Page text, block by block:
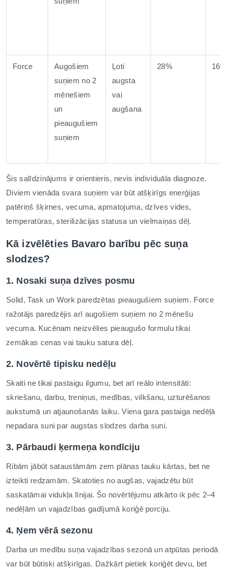
Force
Augošiem
suņiem no 2
mēnešiem
un
pieaugušiem
suņiem
Ļoti
augsta
vai
augšana
28% 16%
Šis salīdzinājums ir orientieris, nevis individuāla diagnoze.
Diviem vienāda svara suņiem var būt atšķirīgs enerģijas
patēriņš šķirnes, vecuma, apmatojuma, dzīves vides,
temperatūras, sterilizācijas statusa un vielmaiņas dēļ.
Kā izvēlēties Bavaro barību pēc suņa
slodzes?
1. Nosaki suņa dzīves posmu
Solid, Task un Work paredzētas pieaugušiem suņiem. Force
ražotājs paredzējis arī augošiem suņiem no 2 mēnešu
vecuma. Kucēnam neizvēlies pieaugušo formulu tikai
zemākas cenas vai tauku satura dēļ.
2. Novērtē tipisku nedēļu
Skaiti ne tikai pastaigu ilgumu, bet arī reālo intensitāti:
skriešanu, darbu, treniņus, medības, vilkšanu, uzturēšanos
aukstumā un atjaunošanās laiku. Viena gara pastaiga nedēļā
nepadara suni par augstas slodzes darba suni.
3. Pārbaudi ķermeņa kondīciju
Ribām jābūt sataustāmām zem plānas tauku kārtas, bet ne
izteikti redzamām. Skatoties no augšas, vajadzētu būt
saskatāmai vidukļa līnijai. Šo novērtējumu atkārto ik pēc 2–4
nedēļām un vajadzības gadījumā koriģē porciju.
4. Ņem vērā sezonu
Darba un medību suņa vajadzības sezonā un atpūtas periodā
var būt būtiski atšķirīgas. Dažkārt pietiek koriģēt devu, bet